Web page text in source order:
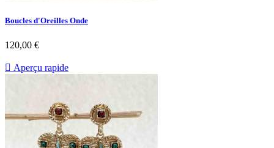
Boucles d'Oreilles Onde
Prix
120,00 €
 Aperçu rapide